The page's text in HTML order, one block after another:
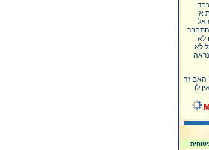
אי
לא
לא
האם זה
לו